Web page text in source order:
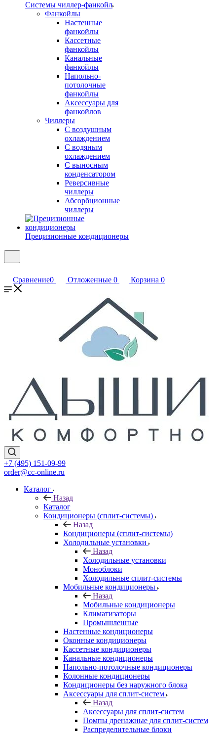
Системы чиллер-фанкойл
Фанкойлы
Настенные
фанкойлы
Кассетные
фанкойлы
Канальные
фанкойлы
Напольно-
потолочные
фанкойлы
Аксессуары для
фанкойлов
Чиллеры
С воздушным
охлаждением
С водяным
охлаждением
С выносным
конденсатором
Реверсивные
чиллеры
Абсорбционные
чиллеры
Прецизионные кондиционеры
Сравнение0 Отложенные 0 Корзина 0
+7 (495) 151-09-99
order@cc-online.ru
Каталог
Назад
Каталог
Кондиционеры (сплит-системы)
Назад
Кондиционеры (сплит-системы)
Холодильные установки
Назад
Холодильные установки
Моноблоки
Холодильные сплит-системы
Мобильные кондиционеры
Назад
Мобильные кондиционеры
Климатизаторы
Промышленные
Настенные кондиционеры
Оконные кондиционеры
Кассетные кондиционеры
Канальные кондиционеры
Напольно-потолочные кондиционеры
Колонные кондиционеры
Кондиционеры без наружного блока
Аксессуары для сплит-систем
Назад
Аксессуары для сплит-систем
Помпы дренажные для сплит-систем
Распределительные блоки